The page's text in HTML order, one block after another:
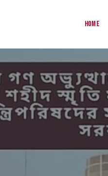
Home